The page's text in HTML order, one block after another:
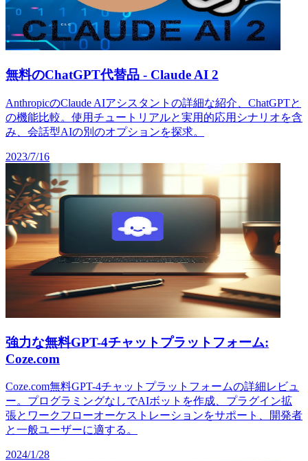
無料のChatGPT代替品 - Claude AI 2
AnthropicのClaude AIアシスタントの詳細な紹介、ChatGPTと
の機能比較。使用チュートリアルと実用的応用シナリオを含
み、会話型AIの別のオプションを探求。
2023/7/16
強力な無料GPT-4チャットプラットフォーム:
Coze.com
Coze.com無料GPT-4チャットプラットフォームの詳細レビュ
ー。プログラミングなしでAIボットを作成、プラグイン拡
張とワークフローオーケストレーションをサポート、開発者
と一般ユーザーに適する。
2024/1/28